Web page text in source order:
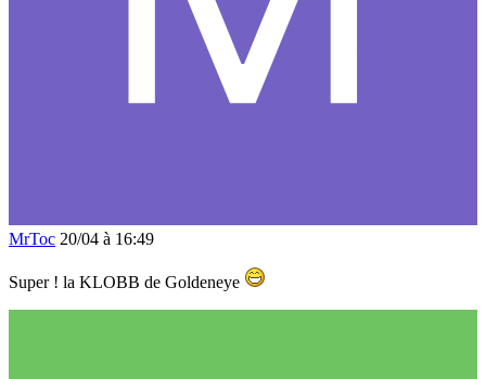
MrToc 20/04 à 16:49
Super ! la KLOBB de Goldeneye